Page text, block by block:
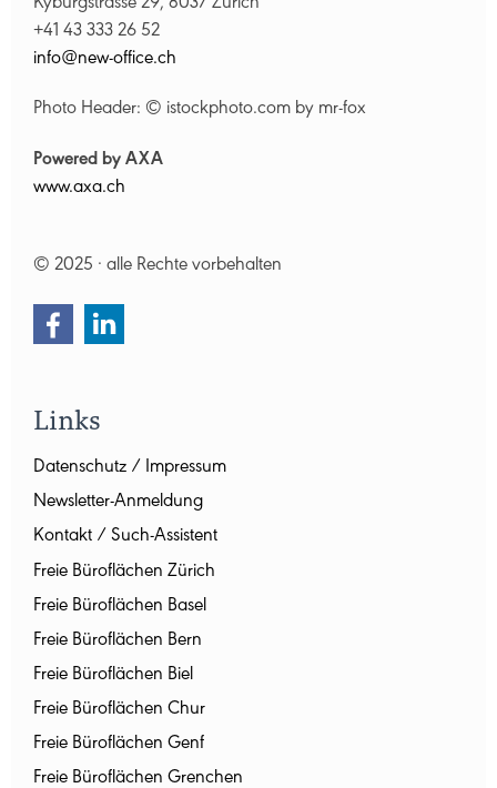
Kyburgstrasse 29, 8037 Zürich
+41 43 333 26 52
nf
n w- ffc ch
Photo Header: © istockphoto.com by mr-fox
Powered by AXA
www.axa.ch
© 2025 · alle Rechte vorbehalten
Links
Datenschutz / Impressum
Newsletter-Anmeldung
Kontakt / Such-Assistent
Freie Büroflächen Zürich
Freie Büroflächen Basel
Freie Büroflächen Bern
Freie Büroflächen Biel
Freie Büroflächen Chur
Freie Büroflächen Genf
Freie Büroflächen Grenchen